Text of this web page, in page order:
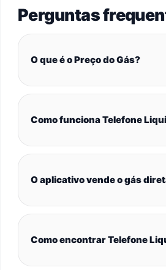
Perguntas
O que é o Preço do Gás?
Como funciona Telefone
O aplicativo vende o gás
Como encontrar Telefone